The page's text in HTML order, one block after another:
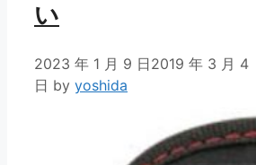
い
2023 年 1 月 9 日2019 年 3 月 4
日 by yoshida